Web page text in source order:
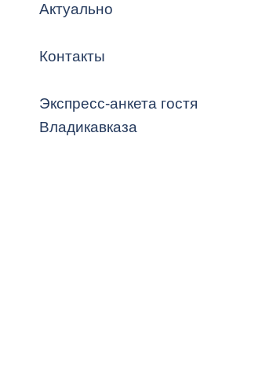
Актуально
Контакты
Экспресс-анкета гостя
Владикавказа